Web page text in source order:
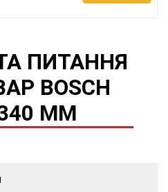
ПИТАННЯ
BOSCH
MM